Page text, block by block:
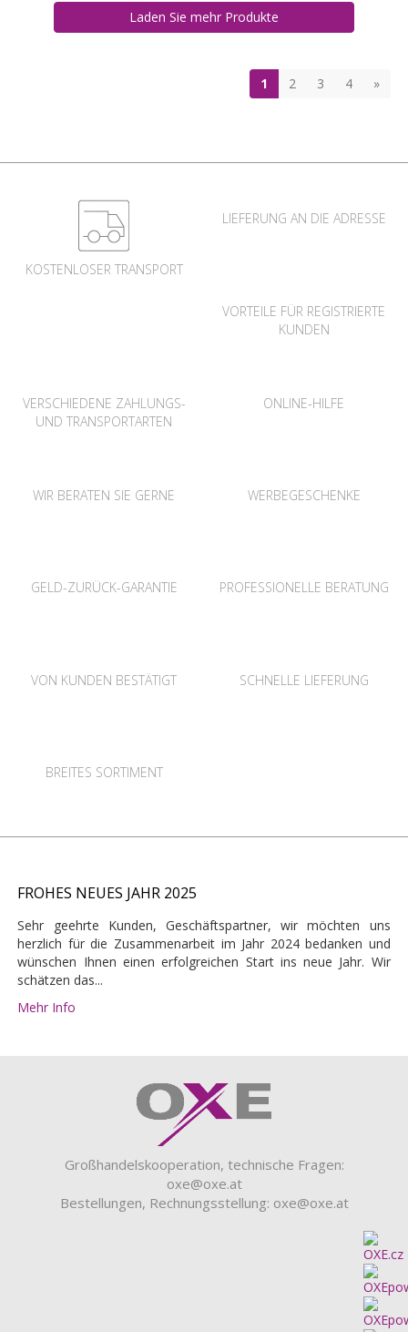
Laden Sie mehr Produkte
1 2 3 4 »
KOSTENLOSER TRANSPORT
LIEFERUNG AN DIE ADRESSE
VORTEILE FÜR REGISTRIERTE
KUNDEN
VERSCHIEDENE ZAHLUNGS-
UND TRANSPORTARTEN
ONLINE-HILFE
WIR BERATEN SIE GERNE WERBEGESCHENKE
GELD-ZURÜCK-GARANTIE PROFESSIONELLE BERATUNG
VON KUNDEN BESTÄTIGT SCHNELLE LIEFERUNG
BREITES SORTIMENT
FROHES NEUES JAHR 2025
Sehr geehrte Kunden, Geschäftspartner, wir möchten uns
herzlich für die Zusammenarbeit im Jahr 2024 bedanken und
wünschen Ihnen einen erfolgreichen Start ins neue Jahr. Wir
schätzen das...
Mehr Info
Großhandelskooperation, technische Fragen:
oxe@oxe.at
Bestellungen, Rechnungsstellung: oxe@oxe.at